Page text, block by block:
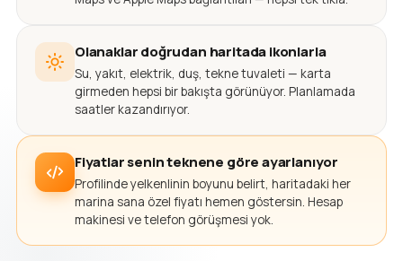
Olanaklar doğrudan haritada ikonlarla
Su, yakıt, elektrik, duş, tekne tuvaleti — karta
girmeden hepsi bir bakışta görünüyor. Planlamada
saatler kazandırıyor.
Fiyatlar senin teknene göre ayarlanıyor
Profilinde yelkenlinin boyunu belirt, haritadaki her
marina sana özel fiyatı hemen göstersin. Hesap
makinesi ve telefon görüşmesi yok.